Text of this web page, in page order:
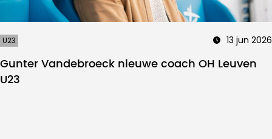
U23 13 jun 2026
Gunter Vandebroeck nieuwe coach OH Leuven
U23